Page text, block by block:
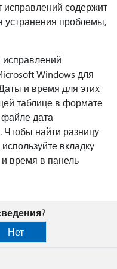
исправлений содержит
проблемы,
исправлений
Windows для
и время для этих
таблице в формате
дата
Чтобы найти разницу
вкладку
время в панель
Нет